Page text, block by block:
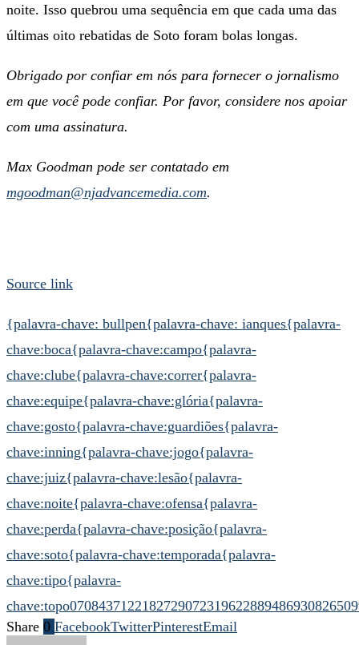
noite. Isso quebrou uma sequência em que cada uma das
últimas oito rebatidas de Soto foram bolas longas.
Obrigado por confiar em nós para fornecer o jornalismo
em que você pode confiar. Por favor, considere nos apoiar
com uma assinatura.
Max Goodman pode ser contatado em
mgoodman@njadvancemedia.com.
Source link
{palavra-chave: bullpen{palavra-chave: ianques{palavra-
chave:boca{palavra-chave:campo{palavra-
chave:clube{palavra-chave:correr{palavra-
chave:equipe{palavra-chave:glória{palavra-
chave:gosto{palavra-chave:guardiões{palavra-
chave:inning{palavra-chave:jogo{palavra-
chave:juiz{palavra-chave:lesão{palavra-
chave:noite{palavra-chave:ofensa{palavra-
chave:perda{palavra-chave:posição{palavra-
chave:soto{palavra-chave:temporada{palavra-
chave:tipo{palavra-
chave:topo070843712218272907231962288948693
Share 0 FacebookTwitterPinterestEmail